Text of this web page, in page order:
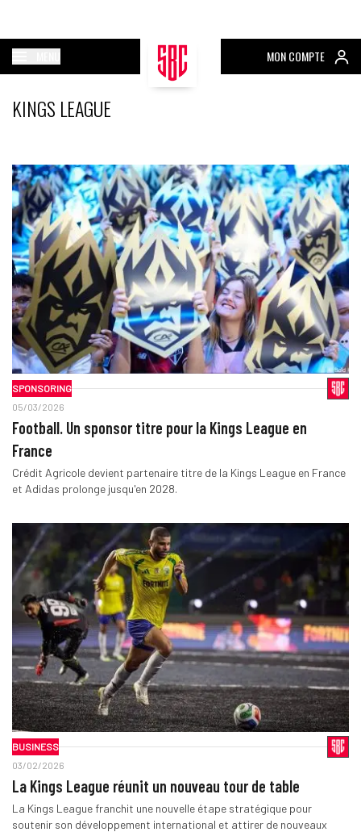
MON COMPTE
KINGS LEAGUE
SPONSORING
05/03/2026
Football. Un sponsor titre pour la Kings League en
France
Crédit Agricole devient partenaire titre de la Kings League en France
et Adidas prolonge jusqu'en 2028.
BUSINESS
03/02/2026
La Kings League réunit un nouveau tour de table
La Kings League franchit une nouvelle étape stratégique pour
soutenir son développement international et attirer de nouveaux